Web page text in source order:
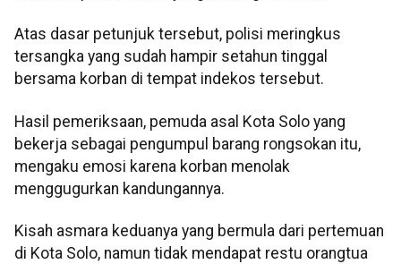
Atas dasar petunjuk tersebut, polisi meringkus
tersangka yang sudah hampir setahun tinggal
bersama korban di tempat indekos tersebut.
Hasil pemeriksaan, pemuda asal Kota Solo yang
bekerja sebagai pengumpul barang rongsokan itu,
mengaku emosi karena korban menolak
menggugurkan kandungannya.
Kisah asmara keduanya yang bermula dari pertemuan
di Kota Solo, namun tidak mendapat restu orangtua